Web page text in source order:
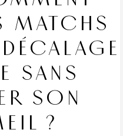
MATCHS
SANS
SON
?